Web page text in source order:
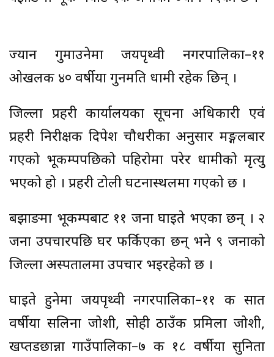
ज्यान गुमाउनेमा जयपृथ्वी नगरपालिका–११
ओखलकी ४० वर्षीया गुनमति धामी रहेकी छिन् ।
जिल्ला प्रहरी कार्यालयका सूचना अधिकारी एवं
प्रहरी निरीक्षक दिपेश चौधरीका अनुसार मङ्गलबार
गएको भूकम्पपछिको पहिरोमा परेर धामीको मृत्यु
भएको हो । प्रहरी टोली घटनास्थलमा गएको छ ।
बझाङमा भूकम्पबाट ११ जना घाइते भएका छन् । २
जना उपचारपछि घर फर्किएका छन् भने ९ जनाको
जिल्ला अस्पतालमा उपचार भइरहेको छ ।
घाइते हुनेमा जयपृथ्वी नगरपालिका–११ की सात
वर्षीया सलिना जोशी, सोही ठाउँकी प्रमिला जोशी,
खप्तडछान्ना गाउँपालिका–७ की १८ वर्षीया सुनिता